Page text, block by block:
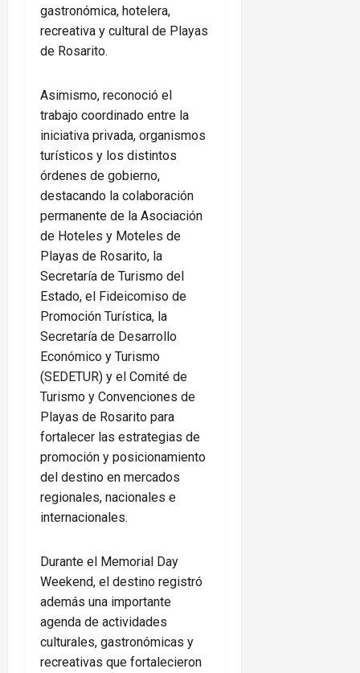
gastronómica, hotelera,
recreativa y cultural de Playas
de Rosarito.
Asimismo, reconoció el
trabajo coordinado entre la
iniciativa privada, organismos
turísticos y los distintos
órdenes de gobierno,
destacando la colaboración
permanente de la Asociación
de Hoteles y Moteles de
Playas de Rosarito, la
Secretaría de Turismo del
Estado, el Fideicomiso de
Promoción Turística, la
Secretaría de Desarrollo
Económico y Turismo
(SEDETUR) y el Comité de
Turismo y Convenciones de
Playas de Rosarito para
fortalecer las estrategias de
promoción y posicionamiento
del destino en mercados
regionales, nacionales e
internacionales.
Durante el Memorial Day
Weekend, el destino registró
además una importante
agenda de actividades
culturales, gastronómicas y
recreativas que fortalecieron